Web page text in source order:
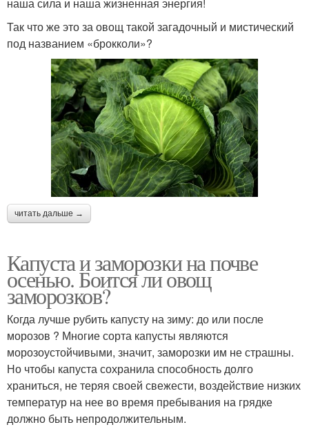
Так что же это за овощ такой загадочный и мистический
под названием «брокколи»?
читать дальше →
Капуста и заморозки на почве
осенью. Боится ли овощ
заморозков?
Когда лучше рубить капусту на зиму: до или после
морозов ? Многие сорта капусты являются
морозоустойчивыми, значит, заморозки им не страшны.
Но чтобы капуста сохранила способность долго
храниться, не теряя своей свежести, воздействие низких
температур на нее во время пребывания на грядке
должно быть непродолжительным.